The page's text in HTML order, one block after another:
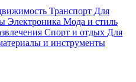
Транспорт Для
Электроника Мода и стиль
Спорт и отдых Для
и инструменты